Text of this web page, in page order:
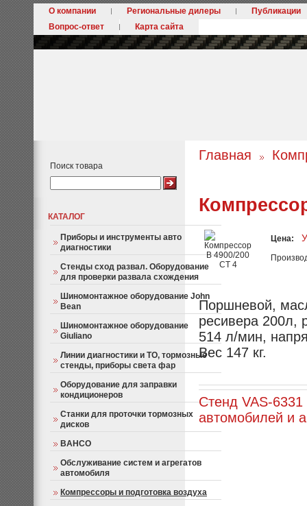
О компании Региональные дилеры
Публикации
Вопрос-ответ
Карта сайта
Поиск товара
КАТАЛОГ
Приборы и инструменты авто
диагностики
Стенды сход развал. Оборудование
для проверки развала схождения
Шиномонтажное оборудование John
Bean
Шиномонтажное оборудование
Giuliano
Линии диагностики и ТО, тормозные
стенды, приборы света фар
Оборудование для заправки
кондиционеров
Станки для проточки тормозных
дисков
BAHCO
Обслуживание систем и агрегатов
автомобиля
Компрессоры и подготовка воздуха
Главная
Цена:
Поршневой,
ресивера 200л,
514 л/мин,
Вес 147 кг.
Стенд VAS-6331
автомобилей и